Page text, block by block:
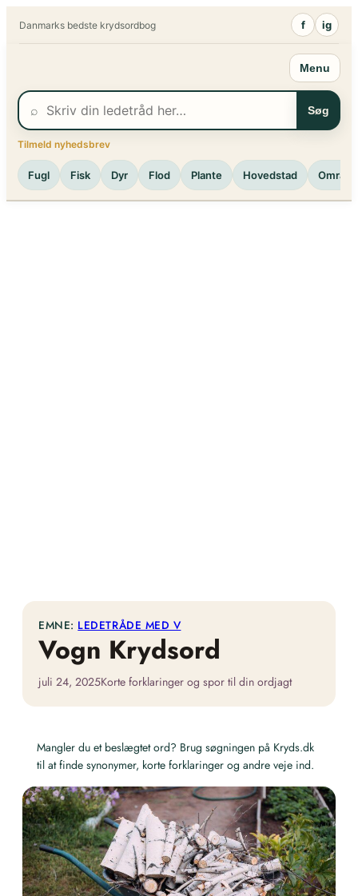
Danmarks bedste krydsordbog f ig
Menu
⌕ Søg
Tilmeld nyhedsbrev
Fugl Fisk Dyr Flod Plante Hovedstad Område
EMNE: LEDETRÅDE MED V
Vogn Krydsord
juli 24, 2025Korte forklaringer og spor til din ordjagt
Mangler du et beslægtet ord? Brug søgningen på Kryds.dk
til at finde synonymer, korte forklaringer og andre veje ind.